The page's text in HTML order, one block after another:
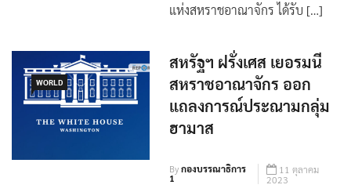
แห่งสหราชอาณาจักร ได้รับ […]
WORLD
สหรัฐฯ ฝรั่งเศส เยอรมนี
สหราชอาณาจักร ออก
แถลงการณ์ประณามกลุ่ม
ฮามาส
Byกองบรรณาธิการ
1
11 ตุลาคม
2023